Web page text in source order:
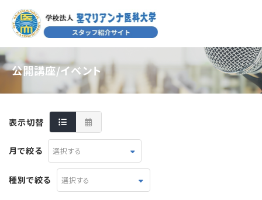
公開講座/イベント
表示切替
月で絞る 選択する
種別で絞る 選択する